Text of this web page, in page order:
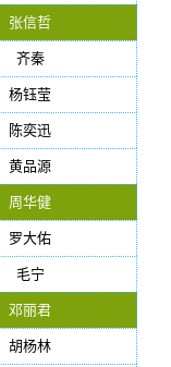
张信哲
齐秦
杨钰莹
陈奕迅
黄品源
周华健
罗大佑
毛宁
邓丽君
胡杨林